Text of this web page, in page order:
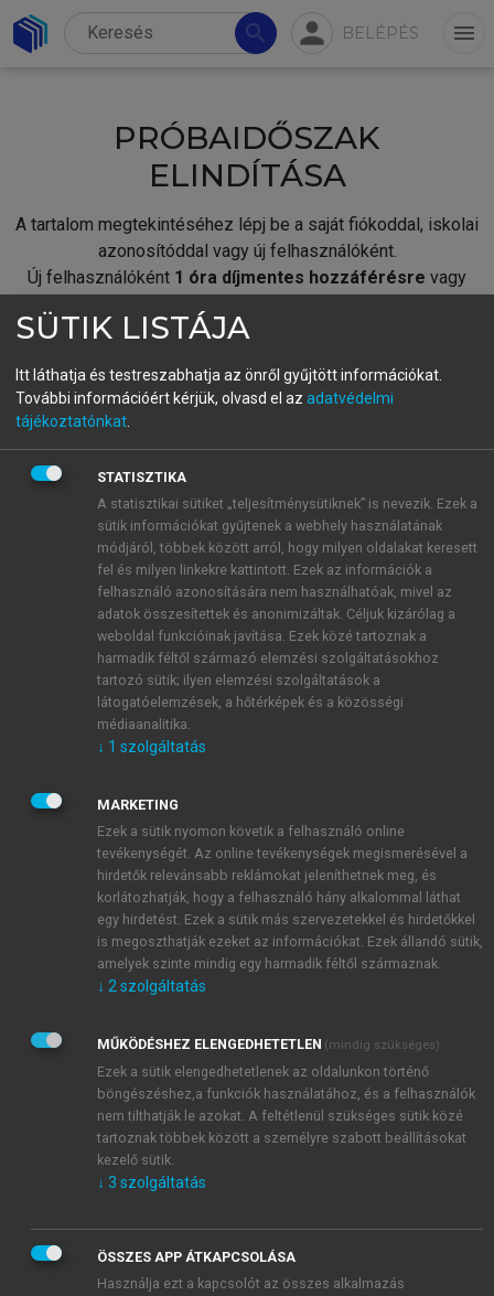
search person BELÉPÉS menu
PRÓBAIDŐSZAK
ELINDÍTÁSA
A tartalom megtekintéséhez lépj be a saját fiókoddal, iskolai
azonosítóddal vagy új felhasználóként.
Új felhasználóként 1 óra díjmentes hozzáférésre vagy
fiókoddal,vagy hozz létre új fiókot.
A regisztráció után apróbaidőszakautomatikusan
BELÉPÉS SAJÁT FIÓKKAL
ÚJ FIÓK LÉTREHOZÁSA
1 óra díjmentes hozzáférés
E-MAIL-CÍM
JELSZÓ
JELSZÓ ÚJRA
Kérek értesítést a MeRSZ újdonságairól, akcióiról.
Kérek értesítést az Akadémiai Kiadó Zrt. újdonságairól,
Adatkezelési tájékoztatóbanfoglaltakat tudomásul
veszem és elfogadom.
Általános vásárlási feltételeket, valamint a szotar.netés a
mersz.huoldalak licencszerződéseiben foglaltakat
tudomásul veszem és elfogadom.
KIPRÓBÁLOM
SÜTIK LISTÁJA
Itt láthatja és testreszabhatja az önről gyűjtött információkat.
További információért kérjük, olvasd el az adatvédelmi
tájékoztatónkat
STATISZTIKA
A statisztikai sütiket „teljesítménysütiknek” is nevezik. Ezek a
sütik információkat gyűjtenek a webhely használatának
módjáról, többek között arról, hogy milyen oldalakat keresett
fel és milyen linkekre kattintott. Ezek az információk a
felhasználó azonosítására nem használhatóak, mivel az
adatok összesítettek és anonimizáltak. Céljuk kizárólag a
weboldal funkcióinak javítása. Ezek közé tartoznak a
harmadik féltől származó elemzési szolgáltatásokhoz
tartozó sütik; ilyen elemzési szolgáltatások a
látogatóelemzések, a hőtérképek és a közösségi
médiaanalitika.
↓ 1 szolgáltatás
MARKETING
Ezek a sütik nyomon követik a felhasználó online
tevékenységét. Az online tevékenységek megismerésével a
hirdetők relevánsabb reklámokat jeleníthetnek meg, és
korlátozhatják, hogy a felhasználó hány alkalommal láthat
egy hirdetést. Ezek a sütik más szervezetekkel és hirdetőkkel
is megoszthatják ezeket az információkat. Ezek állandó sütik,
amelyek szinte mindig egy harmadik féltől származnak.
↓ 2 szolgáltatás
MŰKÖDÉSHEZ ELENGEDHETETLEN (mindig szükséges)
Ezek a sütik elengedhetetlenek az oldalunkon történő
böngészéshez,a funkciók használatához, és a felhasználók
nem tilthatják le azokat. A feltétlenül szükséges sütik közé
tartoznak többek között a személyre szabott beállításokat
kezelő sütik.
↓ 3 szolgáltatás
ÖSSZES APP ÁTKAPCSOLÁSA
Használja ezt a kapcsolót az összes alkalmazás